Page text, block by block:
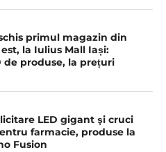
primul magazin din
la Iulius Mall Iași:
de produse, la prețuri
LED gigant şi cruci
farmacie, produse la
Fusion